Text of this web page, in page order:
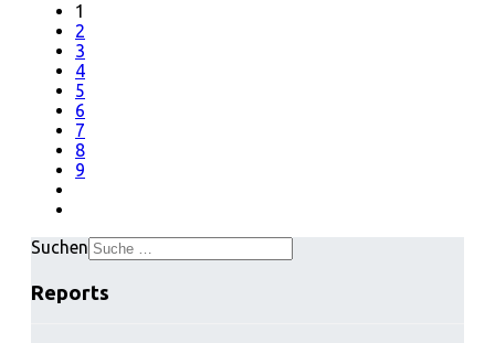
1
2
3
4
5
6
7
8
9
Suchen
Reports